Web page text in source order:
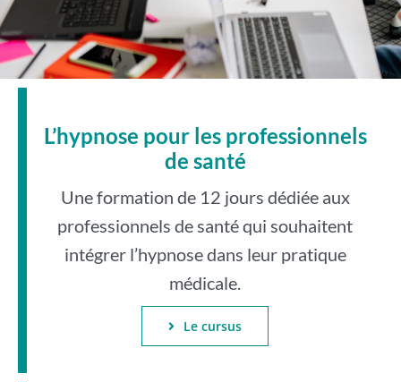
L’hypnose pour les professionnels
de santé
Une formation de 12 jours dédiée aux
professionnels de santé qui souhaitent
intégrer l’hypnose dans leur pratique
médicale.
Le cursus